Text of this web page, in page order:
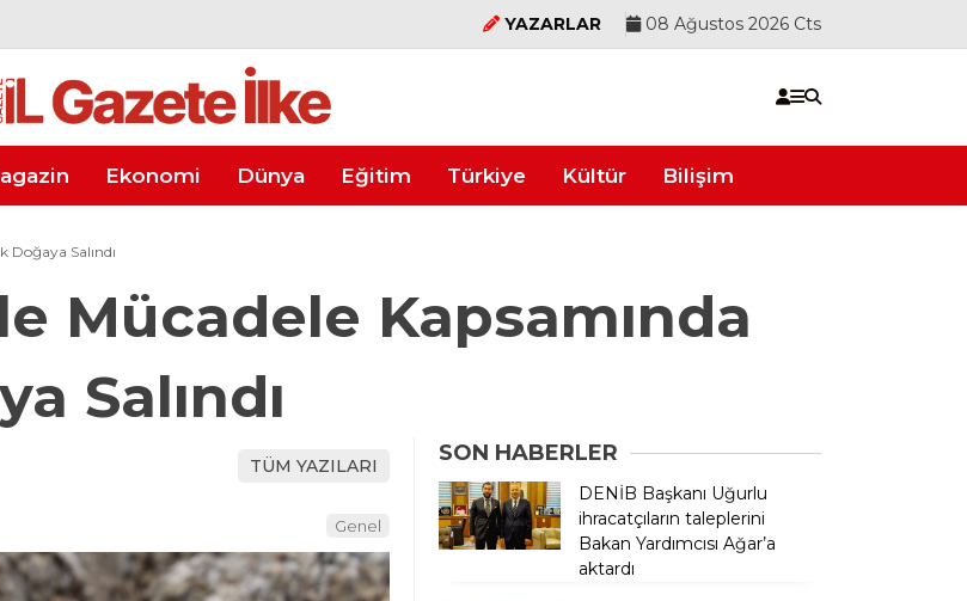
YAZARLAR 08 Ağustos 2026 Cts
Ekonomi Dünya Eğitim Türkiye Kültür Bilişim
Doğaya Salındı
Mücadele Kapsamında
Salındı
TÜM YAZILARI
Genel
SON HABERLER
DENİB Başkanı Uğurlu
ihracatçıların taleplerini
Bakan Yardımcısı Ağar’a
aktardı